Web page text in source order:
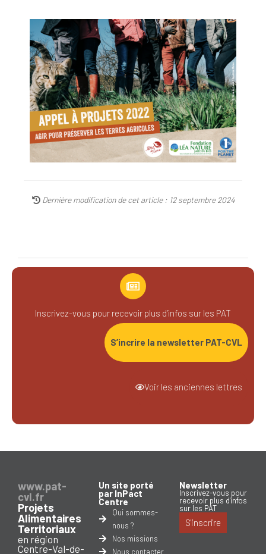
Dernière modification de cet article : 12 septembre 2024
Inscrivez-vous pour recevoir plus d’infos sur les PAT
S’incrire la newsletter PAT-CVL
Voir les anciennes lettres
www.pat-
cvl.fr
Projets
Alimentaires
Territoriaux
en région
Centre-Val-de-
Un site porté
par InPact
Centre
Qui sommes-
nous ?
Nos missions
Nous contacter
Newsletter
Inscrivez-vous pour
recevoir plus d'infos
sur les PAT
S'inscrire